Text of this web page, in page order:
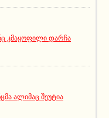
კმაყოფილი დარჩა
ალიმაც შეუტია